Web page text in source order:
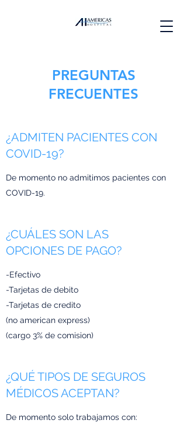
PREGUNTAS
FRECUENTES
¿ADMITEN PACIENTES CON
COVID-19?
De momento no admitimos pacientes con
COVID-19.
¿CUÁLES SON LAS
OPCIONES DE PAGO?
-Efectivo
-Tarjetas de debito
-Tarjetas de credito
(no american express)
(cargo 3% de comision)
¿QUÉ TIPOS DE SEGUROS
MÉDICOS ACEPTAN?
De momento solo trabajamos con: